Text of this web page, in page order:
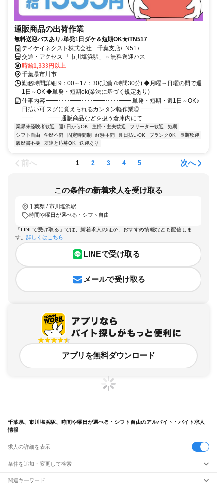
通販商品の出荷作業
無料送迎バスあり♪単発1日ダケ＆短期OK★/TN517
テイケイネクスト株式会社 千葉支店/TN517
交通・アクセス 「市川塩浜駅」～無料送迎バス
時給1,333円以上
千葉県市川市
勤務時間詳細 9：00～17：30(実働7時間30分) ◆月曜～日曜の間で週
1日～OK ◆単発・短期ok(業法に基づく規定あり)
仕事内容 ━━････━━････━━･････━━ 単発・短期・週1日～OK♪
日払い可 スグに覚えられるカンタン軽作業◎ ━━････━━････
━━･････━━ 通販商品などを扱う倉庫内にて ...
業界未経験者歓迎 週1日からOK 主婦・主夫歓迎 フリーター歓迎
短期
シフト自由
学歴不問 固定時間制 経験不問 即日払いOK ブランクOK
長期歓迎
履歴書不要
友達と応募OK 送迎あり
前へ 1 2 3 4 5 次へ
この条件の新着求人を受け取る
千葉県 / 市川塩浜駅
時間や曜日が選べる・シフト自由
「LINEで受け取る」では、新着求人のほか、おすすめ情報なども配信しま
す。 詳しくはこちら
LINEで受け取る
メールで受け取る
アプリを無料ダウンロード
千葉県、市川塩浜駅、時間や曜日が選べる・シフト自由のアルバイト・バイト求人
情報
求人の詳細を表示
条件を追加・変更して検索
市区町村を追加・変更
関連キーワード